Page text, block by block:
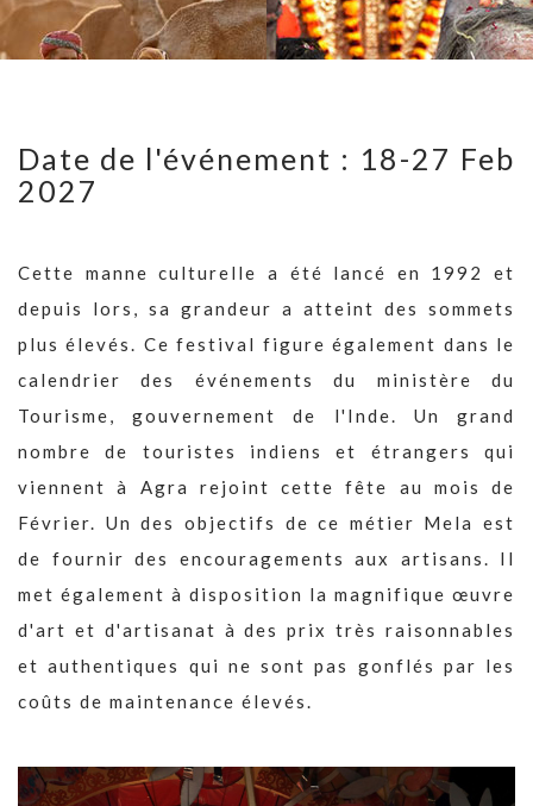
Date de l'événement : 18-27 Feb
2027
Cette manne culturelle a été lancé en 1992 et
depuis lors, sa grandeur a atteint des sommets
plus élevés. Ce festival figure également dans le
calendrier des événements du ministère du
Tourisme, gouvernement de l'Inde. Un grand
nombre de touristes indiens et étrangers qui
viennent à Agra rejoint cette fête au mois de
Février. Un des objectifs de ce métier Mela est
de fournir des encouragements aux artisans. Il
met également à disposition la magnifique œuvre
d'art et d'artisanat à des prix très raisonnables
et authentiques qui ne sont pas gonflés par les
coûts de maintenance élevés.